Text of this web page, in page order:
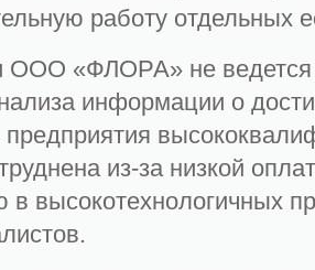
работу отдельных
ООО «ФЛОРА» не ведется
информации о
предприятия
из-за низкой
в высокотехнологичных